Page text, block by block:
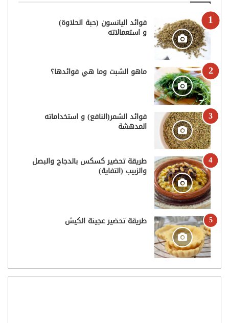
فوائد اليانسون (حبة الحلاوة)
و استعمالاته
ماهو الشبت وما هي فوائدها؟
فوائد الشمر(النافع) و استخداماته
المدهشة
طريقة تحضير كسكس بالدجاج والبصل
والزبيب (التفاية)
طريقة تحضير عجينة الكيش